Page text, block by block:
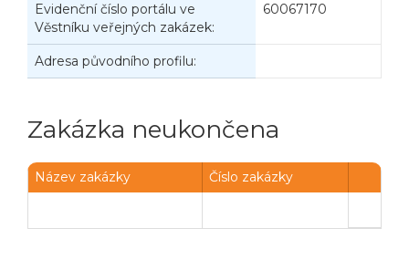
Evidenční číslo portálu ve
Věstníku veřejných zakázek:
60067170
Adresa původního profilu:
Zakázka neukončena
Název zakázky Číslo zakázky